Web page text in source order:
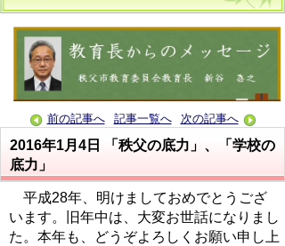
前の記事へ 記事一覧へ 次の記事へ
2016年1月4日
「秩父の底力」、「学校の
底力」
平成28年、明けましておめでとうござ
います。旧年中は、大変お世話になりまし
た。本年も、どうぞよろしくお願い申し上